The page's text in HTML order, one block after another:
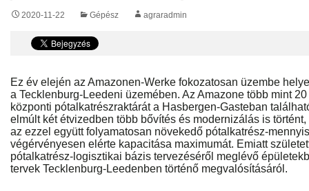
2020-11-22 Gépész agraradmin
Ez év elején az Amazonen-Werke fokozatosan üzembe
a Tecklenburg-Leedeni üzemében. Az Amazone több mint
központi pótalkatrészraktárát a Hasbergen-Gasteban
elmúlt két étvizedben több bővítés és modernizálás is
az ezzel együtt folyamatosan növekedő pótalkatrész-
végérvényesen elérte kapacitása maximumát. Emiatt
pótalkatrész-logisztikai bázis tervezéséről meglévő
tervek Tecklenburg-Leedenben történő megvalósításáról.